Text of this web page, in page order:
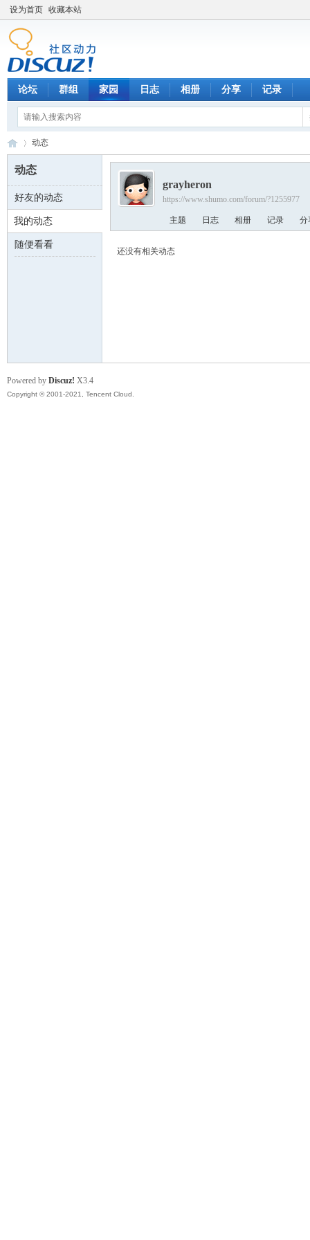
设为首页 收藏本站
论坛 群组 家园 日志 相册 分享 记录
数 ›
动态
动态
好友的动态
我的动态
随便看看
grayheron
https://www.shumo.com/forum/?1255977
主题 日志 相册 记录 分
还没有相关动态
Powered by Discuz! X3.4
Copyright © 2001-2021, Tencent Cloud.